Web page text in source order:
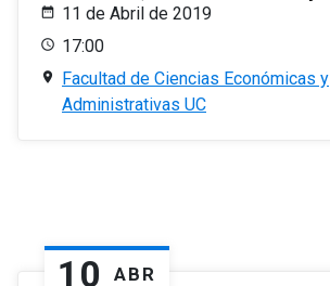
11 de Abril de 2019
17:00
Facultad de Ciencias Económicas y
Administrativas UC
10 ABR